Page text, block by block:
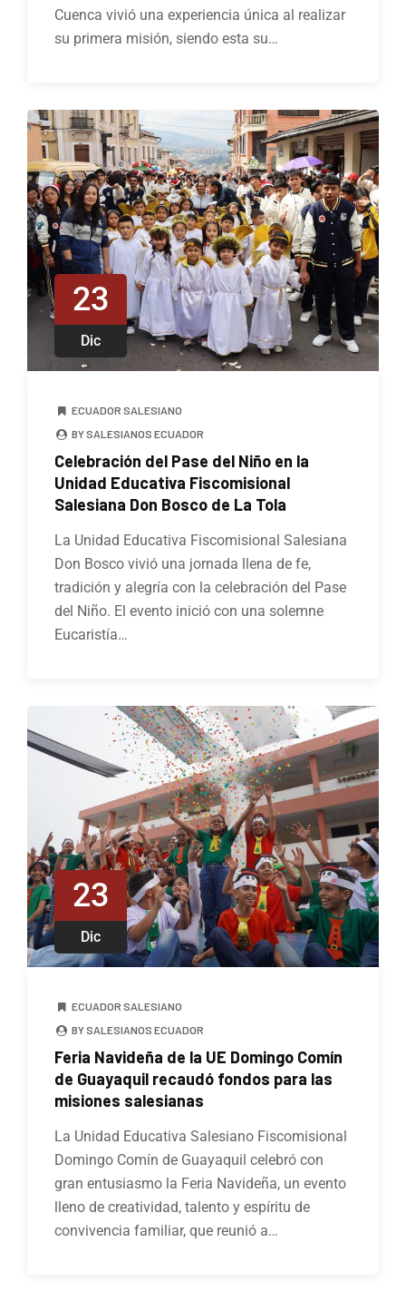
Cuenca vivió una experiencia única al realizar
su primera misión, siendo esta su…
23
Dic
ECUADOR SALESIANO
BY SALESIANOS ECUADOR
Celebración del Pase del Niño en la
Unidad Educativa Fiscomisional
Salesiana Don Bosco de La Tola
La Unidad Educativa Fiscomisional Salesiana
Don Bosco vivió una jornada llena de fe,
tradición y alegría con la celebración del Pase
del Niño. El evento inició con una solemne
Eucaristía…
23
Dic
ECUADOR SALESIANO
BY SALESIANOS ECUADOR
Feria Navideña de la UE Domingo Comín
de Guayaquil recaudó fondos para las
misiones salesianas
La Unidad Educativa Salesiano Fiscomisional
Domingo Comín de Guayaquil celebró con
gran entusiasmo la Feria Navideña, un evento
lleno de creatividad, talento y espíritu de
convivencia familiar, que reunió a…